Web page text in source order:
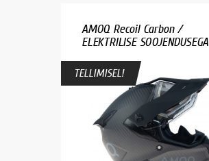
AMOQ Recoil Carbon /
ELEKTRILISE SOOJENDUSEGA
TELLIMISEL!